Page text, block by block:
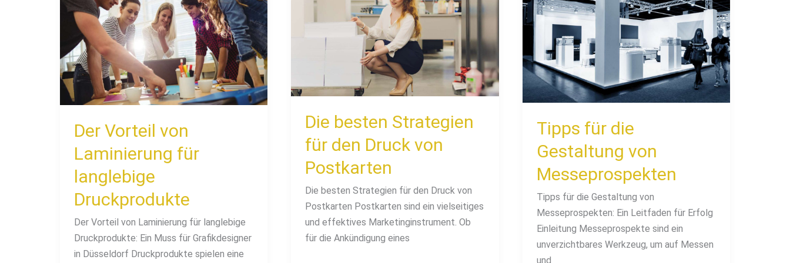
Der Vorteil von
Laminierung für
langlebige
Druckprodukte
Der Vorteil von Laminierung für langlebige
Druckprodukte: Ein Muss für Grafikdesigner
in Düsseldorf Druckprodukte spielen eine
Vorteil
von
Laminierung
für
langlebige
Druckprodukte
Die besten Strategien
für den Druck von
Postkarten
Die besten Strategien für den Druck von
Postkarten Postkarten sind ein vielseitiges
und effektives Marketinginstrument. Ob
für die Ankündigung eines
besten
Strategien
Postkarten
Tipps für die
Gestaltung von
Messeprospekten
Tipps für die Gestaltung von
Messeprospekten: Ein Leitfaden für Erfolg
Einleitung Messeprospekte sind ein
unverzichtbares Werkzeug, um auf Messen
und
für
die
Gestaltung
von
Messeprospekten